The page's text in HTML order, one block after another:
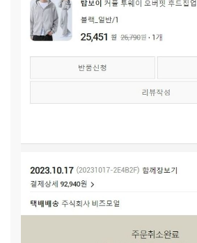
입고 싶었던 옷도 사서 입어보고, 화장품
던 음식도 보내줄 수 있으면 좋겠습니다.
도록 곧장기부 후원자님들의 많은 응원
다.